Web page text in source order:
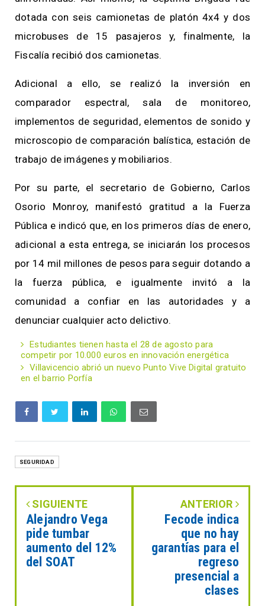
dotada con seis camionetas de platón 4x4 y dos
microbuses de 15 pasajeros y, finalmente, la
Fiscalía recibió dos camionetas.
Adicional a ello, se realizó la inversión en
comparador espectral, sala de monitoreo,
implementos de seguridad, elementos de sonido y
microscopio de comparación balística, estación de
trabajo de imágenes y mobiliarios.
Por su parte, el secretario de Gobierno, Carlos
Osorio Monroy, manifestó gratitud a la Fuerza
Pública e indicó que, en los primeros días de enero,
adicional a esta entrega, se iniciarán los procesos
por 14 mil millones de pesos para seguir dotando a
la fuerza pública, e igualmente invitó a la
comunidad a confiar en las autoridades y a
denunciar cualquier acto delictivo.
Estudiantes tienen hasta el 28 de agosto para
competir por 10.000 euros en innovación energética
Villavicencio abrió un nuevo Punto Vive Digital gratuito
en el barrio Porfía
SEGURIDAD
SIGUIENTE
Alejandro Vega
pide tumbar
aumento del 12%
del SOAT
ANTERIOR
Fecode indica
que no hay
garantías para el
regreso
presencial a
clases